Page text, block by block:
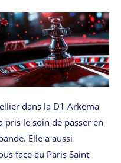
dans la D1 Arkema
pris le soin de passer en
Elle a aussi
face au Paris Saint